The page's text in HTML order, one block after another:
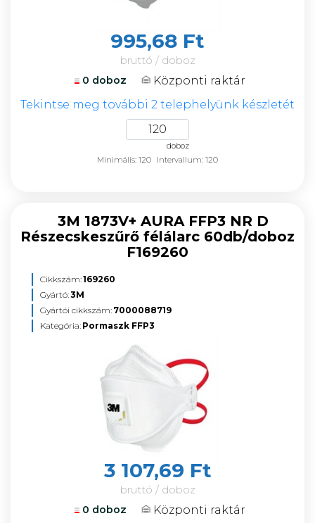
995,68 Ft
bruttó / doboz
0 doboz
Központi raktár
Tekintse meg további 2 telephelyünk készletét
doboz
Minimális: 120
Intervallum: 120
3M 1873V+ AURA FFP3 NR D
Részecskeszűrő félálarc 60db/doboz
F169260
Cikkszám:169260
Gyártó:3M
Gyártói cikkszám: 7000088719
Kategória: Pormaszk FFP3
3 107,69 Ft
bruttó / doboz
0 doboz
Központi raktár